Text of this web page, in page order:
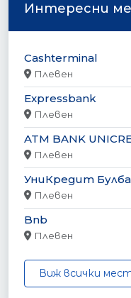
Интересни
Cashterminal
Плевен
Expressbank
Плевен
ATM BANK
Плевен
УниКредит
Плевен
Bnb
Плевен
Виж всички